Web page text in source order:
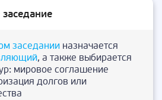
заседании назначается
, а также выбирается
мировое соглашение
долгов или